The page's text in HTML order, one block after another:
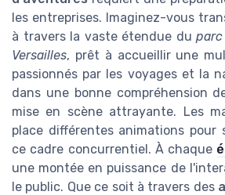
les entreprises. Imaginez-vous
à travers la vaste étendue du
Versailles, prêt à accueillir une
passionnés par les voyages et la
dans une bonne compréhension
mise en scène attrayante. Les
place différentes animations pour
ce cadre concurrentiel. À chaque
une montée en puissance de
le public. Que ce soit à travers des